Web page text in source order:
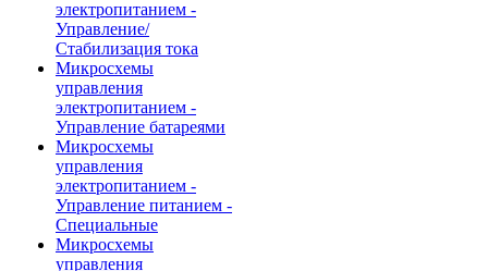
электропитанием -
Управление/
Стабилизация тока
Микросхемы
управления
электропитанием -
Управление батареями
Микросхемы
управления
электропитанием -
Управление питанием -
Специальные
Микросхемы
управления